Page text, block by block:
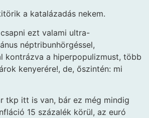
a katalázadás nekem.
ezt valami ultra-
néptribunhörgéssel,
kontrázva a hiperpopulizmust, több
kenyerére!, de, őszintén: mi
tkp itt is van, bár ez még mindig
15 százalék körül, az euró